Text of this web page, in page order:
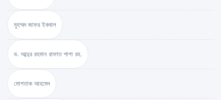
মুহম্মদ জাফর ইকবাল
ড. আব্দুর রহমান রাফাত পাশা রহ.
মোশতাক আহমেদ